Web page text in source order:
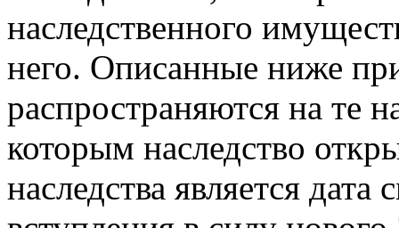
наследственного
него. Описанные ниже
распространяются на те
которым наследство
наследства является дата